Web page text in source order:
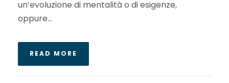
un’evoluzione di mentalità o di esigenze,
oppure...
READ MORE